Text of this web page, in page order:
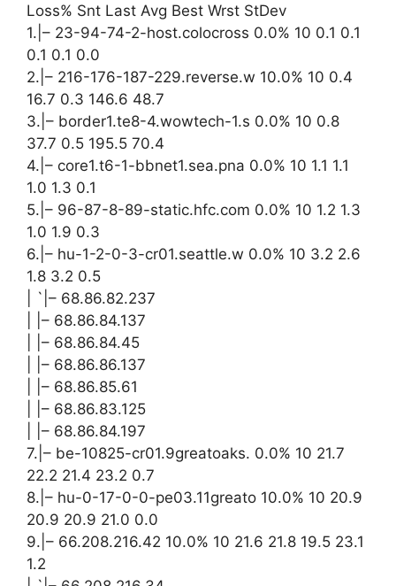
Loss% Snt Last Avg Best Wrst StDev
1.|– 23-94-74-2-host.colocross 0.0% 10 0.1 0.1
0.1 0.1 0.0
2.|– 216-176-187-229.reverse.w 10.0% 10 0.4
16.7 0.3 146.6 48.7
3.|– border1.te8-4.wowtech-1.s 0.0% 10 0.8
37.7 0.5 195.5 70.4
4.|– core1.t6-1-bbnet1.sea.pna 0.0% 10 1.1 1.1
1.0 1.3 0.1
5.|– 96-87-8-89-static.hfc.com 0.0% 10 1.2 1.3
1.0 1.9 0.3
6.|– hu-1-2-0-3-cr01.seattle.w 0.0% 10 3.2 2.6
1.8 3.2 0.5
| `|– 68.86.82.237
| |– 68.86.84.137
| |– 68.86.84.45
| |– 68.86.86.137
| |– 68.86.85.61
| |– 68.86.83.125
| |– 68.86.84.197
7.|– be-10825-cr01.9greatoaks. 0.0% 10 21.7
22.2 21.4 23.2 0.7
8.|– hu-0-17-0-0-pe03.11greato 10.0% 10 20.9
20.9 20.9 21.0 0.0
9.|– 66.208.216.42 10.0% 10 21.6 21.8 19.5 23.1
1.2